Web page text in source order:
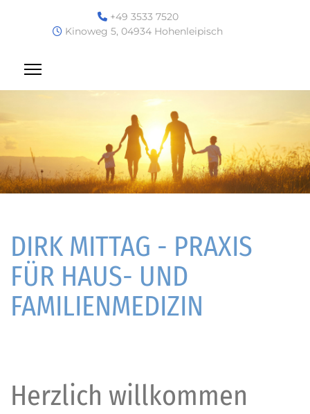
+49 3533 7520
Kinoweg 5, 04934 Hohenleipisch
DIRK MITTAG - PRAXIS
FÜR HAUS- UND
FAMILIENMEDIZIN
Herzlich willkommen